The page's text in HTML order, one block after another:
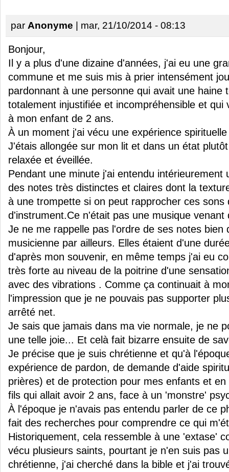
par Anonyme | mar, 21/10/2014 - 08:13
Bonjour,
Il y a plus d'une dizaine d'années, j'ai eu une
commune et me suis mis à prier intensément
pardonnant à une personne qui avait une haine
totalement injustifiée et incompréhensible et qui
à mon enfant de 2 ans.
À un moment j'ai vécu une expérience
J'étais allongée sur mon lit et dans un état
relaxée et éveillée.
Pendant une minute j'ai entendu intérieurement
des notes très distinctes et claires dont la
à une trompette si on peut rapprocher ces sons
d'instrument.Ce n'était pas une musique venant
Je ne me rappelle pas l'ordre de ses notes bien
musicienne par ailleurs. Elles étaient d'une
d'après mon souvenir, en même temps j'ai eu
très forte au niveau de la poitrine d'une
avec des vibrations . Comme ça continuait à
l'impression que je ne pouvais pas supporter
arrêté net.
Je sais que jamais dans ma vie normale, je ne
une telle joie... Et celà fait bizarre ensuite de
Je précise que je suis chrétienne et qu'à
expérience de pardon, de demande d'aide
prières) et de protection pour mes enfants et
fils qui allait avoir 2 ans, face à un 'monstre'
À l'époque je n'avais pas entendu parler de ce
fait des recherches pour comprendre ce qui
Historiquement, cela ressemble à une 'extase'
vécu plusieurs saints, pourtant je n'en suis pas
chrétienne, j'ai cherché dans la bible et j'ai